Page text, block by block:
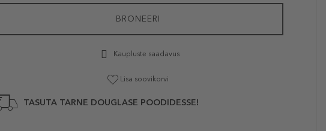
BRONEERI
Kaupluste saadavus
Lisa soovikorvi
TASUTA TARNE DOUGLASE POODIDESSE!